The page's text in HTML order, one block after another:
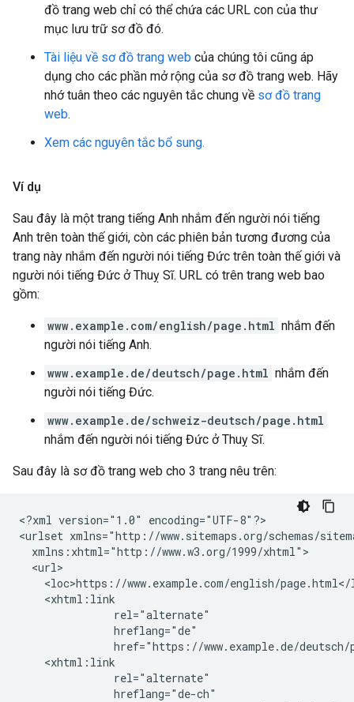
đồ trang web chỉ có thể chứa các URL con của thư
mục lưu trữ sơ đồ đó.
Tài liệu về sơ đồ trang web của chúng tôi cũng áp
dụng cho các phần mở rộng của sơ đồ trang web. Hãy
nhớ tuân theo các nguyên tắc chung về sơ đồ trang
web.
Xem các nguyên tắc bổ sung.
Ví dụ
Sau đây là một trang tiếng Anh nhắm đến người nói tiếng
Anh trên toàn thế giới, còn các phiên bản tương đương của
trang này nhắm đến người nói tiếng Đức trên toàn thế giới và
người nói tiếng Đức ở Thuỵ Sĩ. URL có trên trang web bao
gồm:
www.example.com/english/page.html nhắm đến
người nói tiếng Anh.
www.example.de/deutsch/page.html nhắm đến
người nói tiếng Đức.
www.example.de/schweiz-deutsch/page.html
nhắm đến người nói tiếng Đức ở Thuỵ Sĩ.
Sau đây là sơ đồ trang web cho 3 trang nêu trên:
<?xml version="1.0" encoding="UTF-8"?>
<urlset xmlns="http://www.sitemaps.org/schemas/
  xmlns:xhtml="http://www.w3.org/1999/xhtml">
  <url>
<loc>https://www.example.com/english/page.html</
    <xhtml:link
               rel="alternate"
               hreflang="de"
href="https://www.example.de/
    <xhtml:link
               rel="alternate"
               hreflang="de-ch"